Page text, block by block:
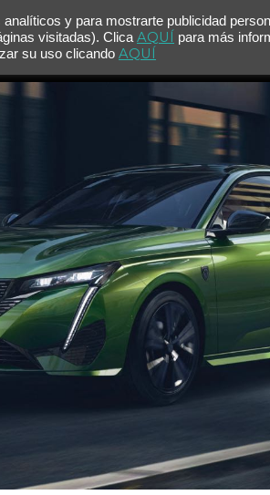
y para mostrarte publicidad
visitadas). Clica AQUÍ para más
su uso clicando AQUÍ